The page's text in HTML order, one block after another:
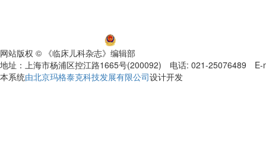
网站版权 © 《临床儿科杂志》编辑部
地址：上海市杨浦区控江路1665号(200092) 电话: 021-25076489 E-
本系统由北京玛格泰克科技发展有限公司设计开发